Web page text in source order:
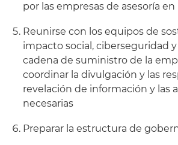
por las empresas de asesoría
Reunirse con los equipos de
impacto social, ciberseguridad
cadena de suministro de la
coordinar la divulgación y las
revelación de información y las
necesarias
Preparar la estructura de